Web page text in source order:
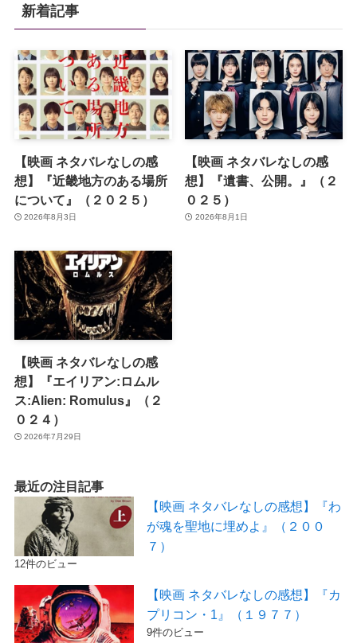
新着記事
【映画 ネタバレなしの感
想】『近畿地方のある場所
について』（２０２５）
2026年8月3日
【映画 ネタバレなしの感
想】『遺書、公開。』（２
０２５）
2026年8月1日
【映画 ネタバレなしの感
想】『エイリアン:ロムル
ス:Alien: Romulus』（２
０２４）
2026年7月29日
最近の注目記事
【映画 ネタバレなしの感想】『わ
が魂を聖地に埋めよ』（２００
７）
12件のビュー
【映画 ネタバレなしの感想】『カ
プリコン・1』（１９７７）
9件のビュー